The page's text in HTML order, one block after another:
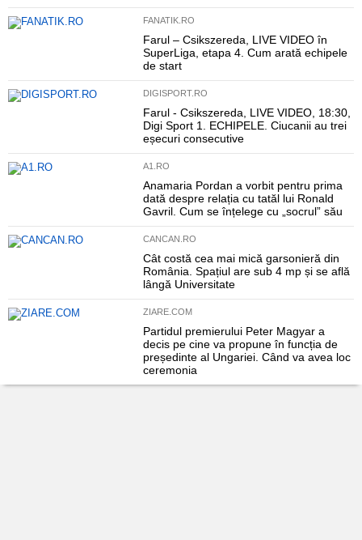
FANATIK.RO
Farul – Csikszereda, LIVE VIDEO în
SuperLiga, etapa 4. Cum arată echipele
de start
DIGISPORT.RO
Farul - Csikszereda, LIVE VIDEO, 18:30,
Digi Sport 1. ECHIPELE. Ciucanii au trei
eșecuri consecutive
A1.RO
Anamaria Pordan a vorbit pentru prima
dată despre relația cu tatăl lui Ronald
Gavril. Cum se înțelege cu „socrul” său
CANCAN.RO
Cât costă cea mai mică garsonieră din
România. Spațiul are sub 4 mp și se află
lângă Universitate
ZIARE.COM
Partidul premierului Peter Magyar a
decis pe cine va propune în funcția de
președinte al Ungariei. Când va avea loc
ceremonia